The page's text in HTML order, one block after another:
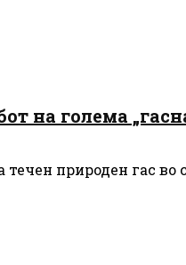
на голема
течен природен гас